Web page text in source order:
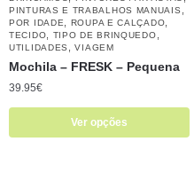
PINTURAS E TRABALHOS MANUAIS
POR IDADE ROUPA E CALÇADO
TECIDO TIPO DE BRINQUEDO
UTILIDADES ,VIAGEM
Mochila – FRESK – Pequena
39.95€
Ver opções